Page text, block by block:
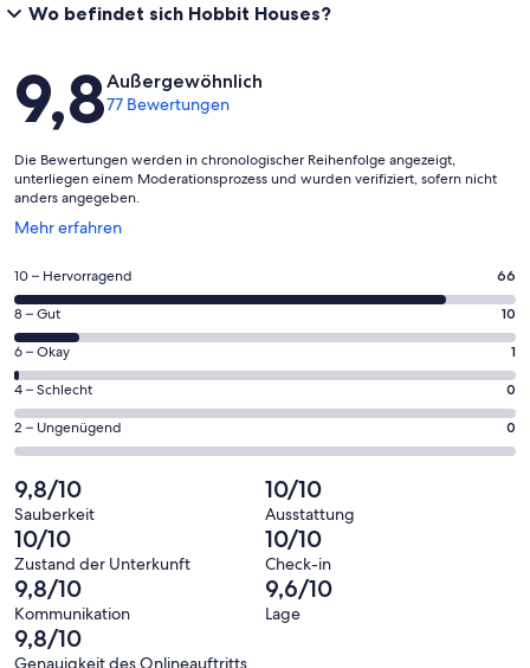
Wo befindet sich Hobbit Houses?
Bewertungen
9,8Außergewöhnlich
77 Bewertungen
Die Bewertungen werden in chronologischer Reihenfolge angezeigt,
unterliegen einem Moderationsprozess und wurden verifiziert, sofern nicht
anders angegeben.
Mehr erfahren
Wird
einem
neuen
Fenster
geöffnet
66
von
insgesamt
77
Gästebewertungen
haben
eine
Bewertung
von
10
-
Hervorragend
10 – Hervorragend 66
10
von
insgesamt
77
Gästebewertungen
haben
Bewertung
von
8
-
Gut
8 – Gut 10
1
von
insgesamt
77
Gästebewertungen
haben
eine
Bewertung
von
6
-
Okay
6 – Okay 1
0
von
insgesamt
Gästebewertungen
haben
eine
Bewertung
von
4
-
4 – Schlecht 0
0
von
insgesamt
77
Gästebewertungen
haben
eine
Bewertung
von
2
2 – Ungenügend 0
9,8/10
Sauberkeit
10/10
Ausstattung
10/10
Zustand der Unterkunft
10/10
Check-in
9,8/10
Kommunikation
9,6/10
Lage
9,8/10
Genauigkeit des Onlineauftritts